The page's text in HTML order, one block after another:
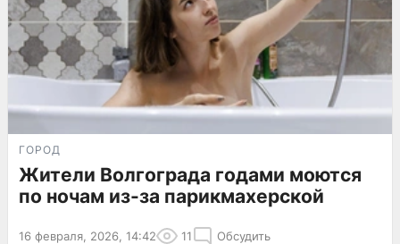
ГОРОД
Жители Волгограда годами моются
по ночам из-за парикмахерской
16 февраля, 2026, 14:42 11 Обсудить